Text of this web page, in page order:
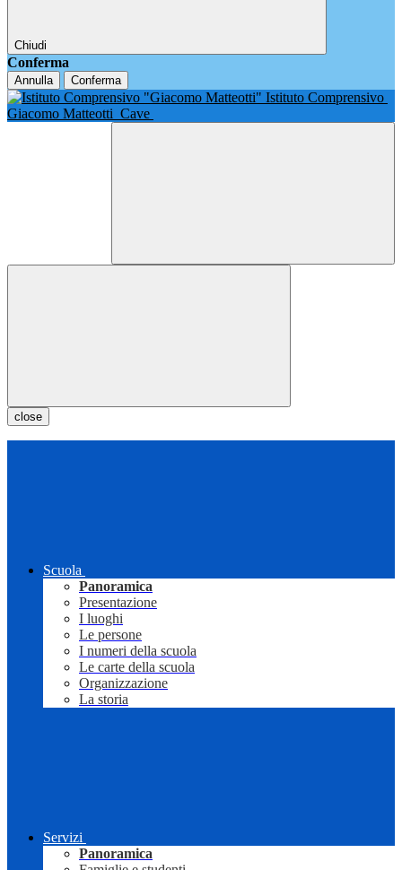
Chiudi
Conferma
Annulla Conferma
Istituto Comprensivo
Giacomo Matteotti Cave
close
Scuola
Panoramica
Presentazione
I luoghi
Le persone
I numeri della scuola
Le carte della scuola
Organizzazione
La storia
Servizi
Panoramica